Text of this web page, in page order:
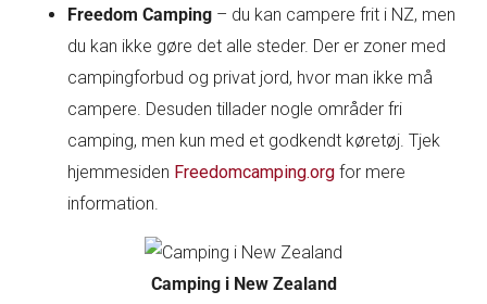
Freedom Camping – du kan campere frit i NZ, men
du kan ikke gøre det alle steder. Der er zoner med
campingforbud og privat jord, hvor man ikke må
campere. Desuden tillader nogle områder fri
camping, men kun med et godkendt køretøj. Tjek
hjemmesiden Freedomcamping.org for mere
information.
Camping i New Zealand